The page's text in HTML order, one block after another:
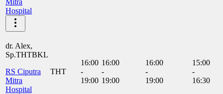
Hospital
dr. Alex,
Sp.THTBKL
RS Ciputra
Mitra
Hospital
THT
16:00
-
19:00
16:00
-
19:00
16:00
-
19:00
15:00
-
16:30